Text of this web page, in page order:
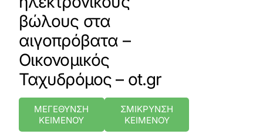
βώλους στα
αιγοπρόβατα –
Οικονομικός
Ταχυδρόμος – ot.gr
ΜΕΓΕΘΥΝΣΗ
ΚΕΙΜΕΝΟΥ
ΣΜΙΚΡΥΝΣΗ
ΚΕΙΜΕΝΟΥ